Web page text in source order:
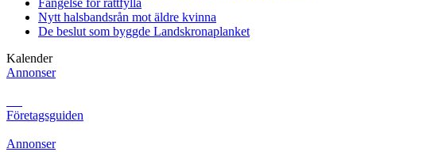
Fängelse för rattfylla
Nytt halsbandsrån mot äldre kvinna
De beslut som byggde Landskronaplanket
Kalender
Annonser
Företagsguiden
Annonser